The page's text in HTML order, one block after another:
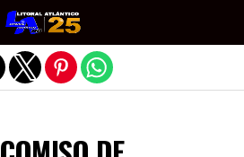
la versión móvil